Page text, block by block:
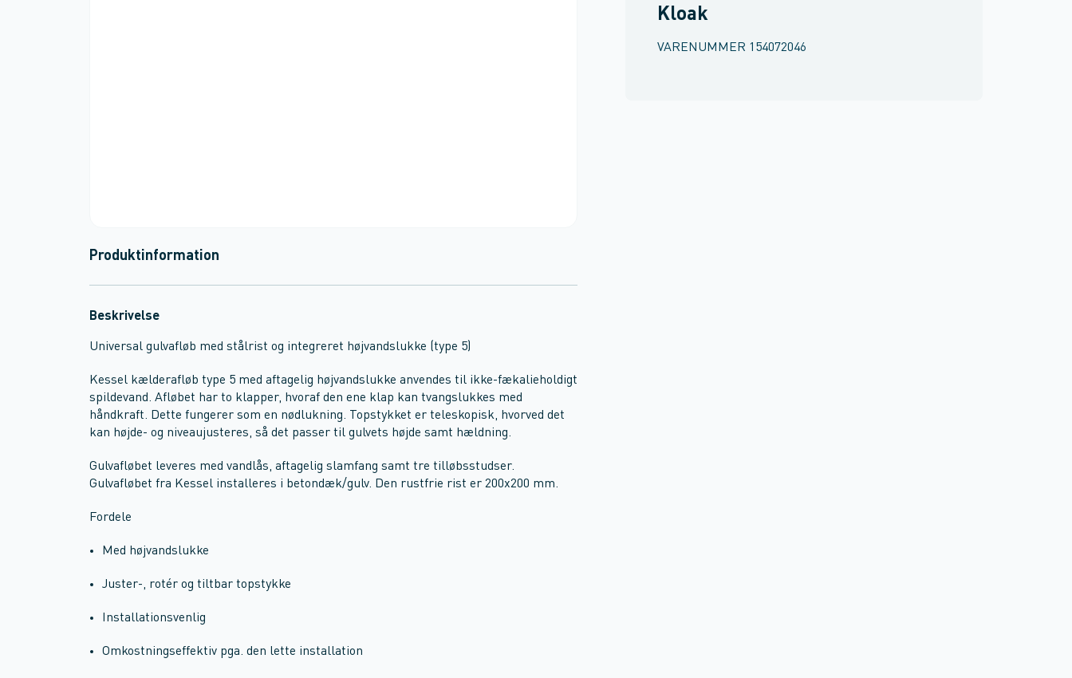
Kloak
VARENUMMER 154072046
Produktinformation
Beskrivelse
Universal gulvafløb med stålrist og integreret højvandslukke (type 5)
Kessel kælderafløb type 5 med aftagelig højvandslukke anvendes til ikke-fækalieholdigt
spildevand. Afløbet har to klapper, hvoraf den ene klap kan tvangslukkes med
håndkraft. Dette fungerer som en nødlukning. Topstykket er teleskopisk, hvorved det
kan højde- og niveaujusteres, så det passer til gulvets højde samt hældning.
Gulvafløbet leveres med vandlås, aftagelig slamfang samt tre tilløbsstudser.
Gulvafløbet fra Kessel installeres i betondæk/gulv. Den rustfrie rist er 200x200 mm.
Fordele
Med højvandslukke
Juster-, rotér og tiltbar topstykke
Installationsvenlig
Omkostningseffektiv pga. den lette installation